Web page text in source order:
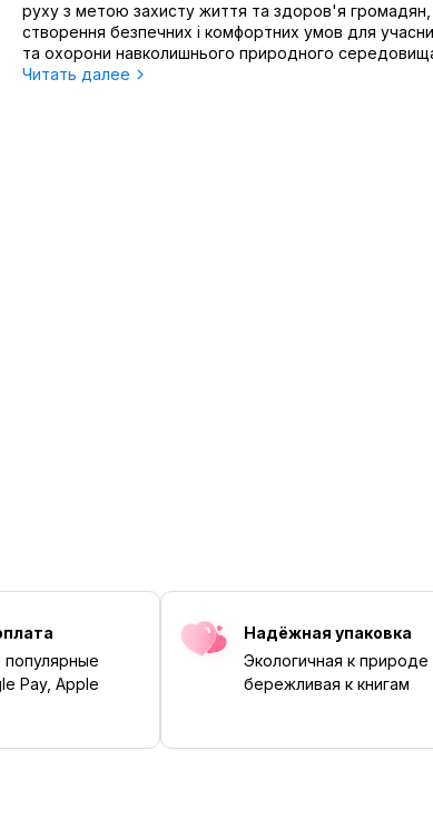
руху з метою захисту життя та здоров'я громадян,
створення безпечних і комфортних умов для
та охорони навколишнього природного
Читать далее
Pay, Apple
Надёжная упаковка
Экологичная к природе
бережливая к книгам